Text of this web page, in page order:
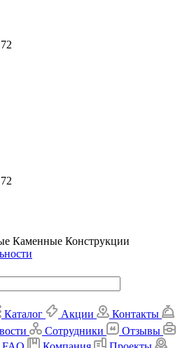
Каменные Конструкции
Каталог Акции
Контакты
Сотрудники
Отзывы